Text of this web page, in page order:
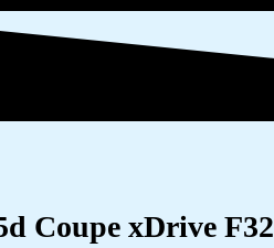
Coupe xDrive F32